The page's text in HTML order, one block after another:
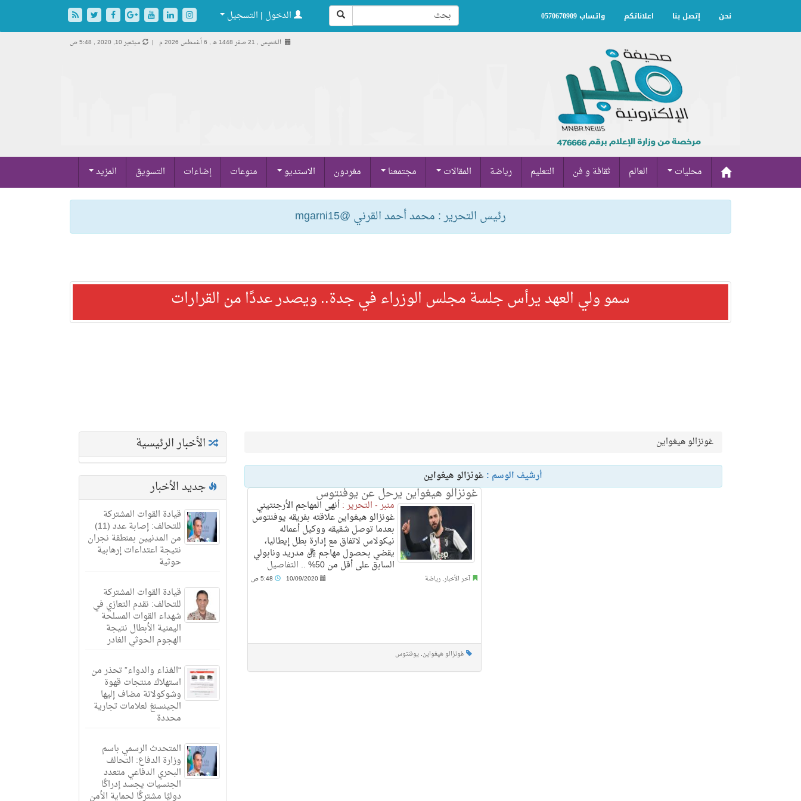
نحن إتصل بنا اعلاناتكم واتساب 0570670909 الدخول | التسجيل
الخميس , 21 صفر 1448 هـ , 6 أغسطس 2026 م | سبتمبر 10, 2020 , 5:48 ص
محليات العالم ثقافة و فن التعليم رياضة المقالات مجتمعنا مغردون الاستديو منوعات إضاءات التسويق المزيد
رئيس التحرير : محمد أحمد القرني @mgarni15
سمو ولي العهد يرأس جلسة مجلس الوزراء في جدة.. ويصدر عددًا من القرارات
الأخبار الرئيسية
جديد الأخبار
قيادة القوات المشتركة
للتحالف: إصابة عدد (11)
من المدنيين بمنطقة نجران
نتيجة اعتداءات إرهابية
حوثية
قيادة القوات المشتركة
للتحالف: نقدم التعازي في
شهداء القوات المسلحة
اليمنية الأبطال نتيجة
الهجوم الحوثي الغادر
“الغذاء والدواء” تحذر من
استهلاك منتجات قهوة
وشوكولاتة مضاف إليها
الجينسنغ لعلامات تجارية
محددة
المتحدث الرسمي باسم
وزارة الدفاع: التحالف
البحري الدفاعي متعدد
الجنسيات يجسد إدراكًا
دوليًا مشتركًا لحماية الأمن
غونزالو هيغواين
أرشيف الوسم : غونزالو هيغواين
غونزالو هيغواين يرحل عن يوفنتوس
منبر - التحرير :أنهى المهاجم الأرجنتيني
غونزالو هيغواين علاقته بفريقه يوفنتوس
بعدما توصل شقيقه ووكيل أعماله
نيكولاس لاتفاق مع إدارة بطل إيطاليا،
يقضي بحصول مهاجم ريال مدريد ونابولي
السابق على أقل من 50% .. التفاصيل
آخر الأخبار,رياضة 10/09/2020
غونزالو هيغواين,يوفنتوس